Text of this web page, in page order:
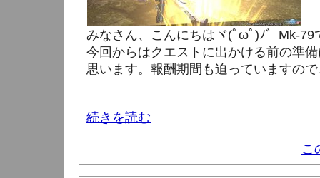
みなさん、こんにちはヾ(ﾟωﾟ)ﾉ゛Mk-79
今回からはクエストに出かける前の準
思います。報酬期間も迫っていますの
続きを読む
こ